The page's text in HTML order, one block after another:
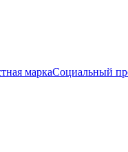
маркаСоциальный